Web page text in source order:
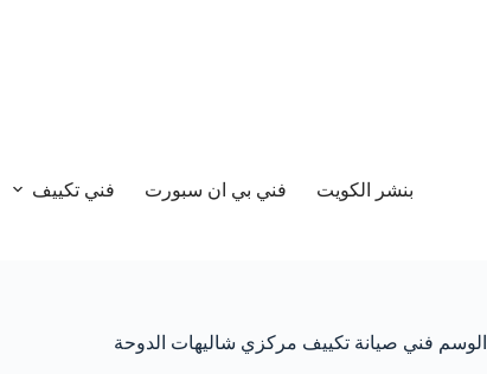
بنشر الكويت فني بي ان سبورت فني تكييف
الوسم فني صيانة تكييف مركزي شاليهات الدوحة